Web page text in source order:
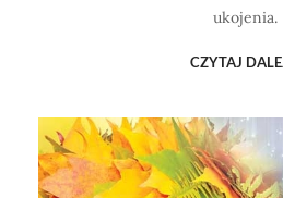
ukojenia.
CZYTAJ